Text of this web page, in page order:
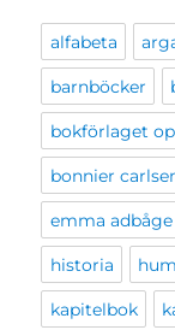
alfabeta
barnböcker
bokförlaget
bonnier
emma adbåge
historia
kapitelbok